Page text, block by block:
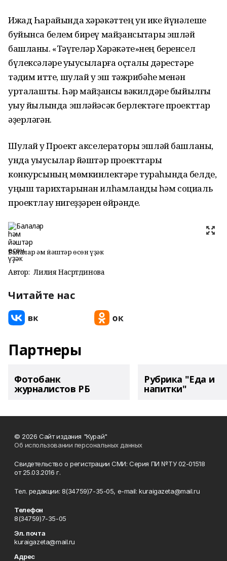
Ижад Һарайында хәрәкәттең ун ике йүнәлеше
буйынса белем биреү майҙансыҡтары эшләй
башланы. «Тәүгеләр Хәрәкәте»нең беренсел
бүлексәләре уҡыусыларға оҫталыҡ дәрестәре
тәҡдим итте, шулай уҡ эш тәжрибәһе менән
уртаҡлашты. Һәр майҙансыҡ вәкилдәре быйылғы
уҡыу йылында эшләйәсәк берлектәге проекттар
әҙерләгән.
Шулай уҡ Проект акселераторы эшләй башланы,
унда уҡыусылар йәштәр проекттары
конкурсының мөмкинлектәре тураһында белде,
уңыш тарихтарынан илһамланды һәм социаль
проектлау нигеҙҙәрен өйрәнде.
Балалар һәм йәштәр өсөн үҙәк
Автор: Лилия Насртдинова
Читайте нас
Партнеры
Фотобанк
журналистов РБ
Рубрика "Еда и
напитки"
© 2026 Сайт издания "Курай"
Об использовании персональных данных
Свидетельство о регистрации СМИ: Серия ПИ №ТУ 02-01518
от 25.03.2016 г.
Тел. редакции: 8(34759)7-35-05, e-mail: kuraigazeta@mail.ru
Телефон
8(34759)7-35-05
Эл. почта
kuraigazeta@mail.ru
Адрес